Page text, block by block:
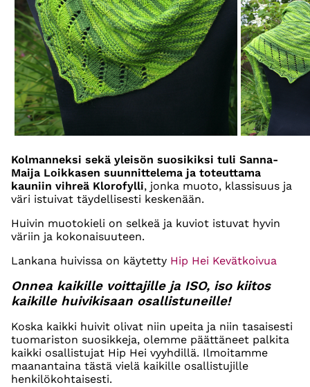
Kolmanneksi sekä yleisön suosikiksi tuli Sanna-
Maija Loikkasen suunnittelema ja toteuttama
kauniin vihreä Klorofylli, jonka muoto, klassisuus ja
väri istuivat täydellisesti keskenään.
Huivin muotokieli on selkeä ja kuviot istuvat hyvin
väriin ja kokonaisuuteen.
Lankana huivissa on käytetty Hip Hei Kevätkoivua
Onnea kaikille voittajille ja ISO, iso kiitos
kaikille huivikisaan osallistuneille!
Koska kaikki huivit olivat niin upeita ja niin tasaisesti
tuomariston suosikkeja, olemme päättäneet palkita
kaikki osallistujat Hip Hei vyyhdillä. Ilmoitamme
maanantaina tästä vielä kaikille osallistujille
henkilökohtaisesti.